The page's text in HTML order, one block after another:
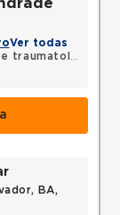
Ver todas
BA,